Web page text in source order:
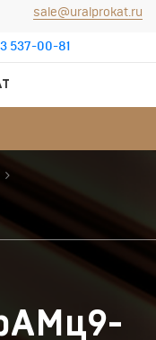
sale@uralprokat.ru
537-00-81